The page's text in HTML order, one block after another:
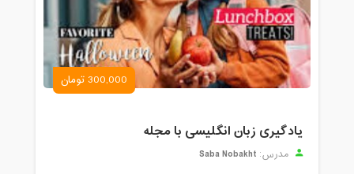
300,000 تومان
یادگیری زبان انگلیسی با مجله
مدرس: Saba Nobakht